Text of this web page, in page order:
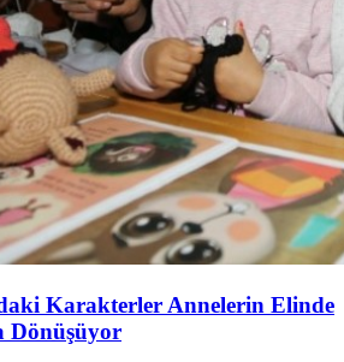
Karakterler Annelerin Elinde
Dönüşüyor